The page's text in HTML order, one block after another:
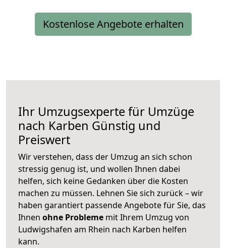
Kostenlose Angebote erhalten
Ihr Umzugsexperte für Umzüge
nach Karben Günstig und
Preiswert
Wir verstehen, dass der Umzug an sich schon
stressig genug ist, und wollen Ihnen dabei
helfen, sich keine Gedanken über die Kosten
machen zu müssen. Lehnen Sie sich zurück – wir
haben garantiert passende Angebote für Sie, das
Ihnen ohne Probleme mit Ihrem Umzug von
Ludwigshafen am Rhein nach Karben helfen
kann.